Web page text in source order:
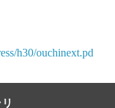
h30/ouchinext.pd